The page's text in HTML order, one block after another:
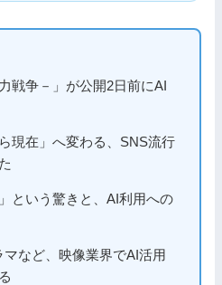
戦争－」が公開2日前にAI
現在」へ変わる、SNS流行
という驚きと、AI利用への
など、映像業界でAI活用